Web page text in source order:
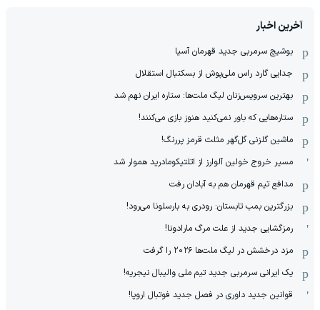
آخرین اخبار
بوشیچ سرمربی جدید قهرمان آسیا
جدایی گارد راس ملی‌پوش از بسکتبال استقلال
بهترین سرویس‌زنان لیگ ملت‌ها: ستاره ایران نهم شد
ستاره‌هایی که باور نمی‌کنید هنوز بازی می‌کنند!
ماشین گلزنی گل‌گهر مثلث قرمز پررنگ!
مسیر خروج خولین آلوارز از اتلتیکومادرید هموار شد
مدافع تیم قهرمان هم به آبادان رفت
بزرگترین بمب تابستان: رودری به بارسلونا می‌رود!
رمزگشایی جدید از علت مرگ مارادونا!
مزد درخشش در لیگ ملت‌ها ٢٠٢۶ را گرفت
یک ایرانی سرمربی جدید تیم ملی والیبال نیجریه!
قوانین جدید داوری در فصل جدید فوتبال اروپا!